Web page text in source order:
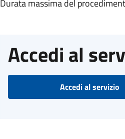
Durata massima del
Accedi al
Accedi al servizio